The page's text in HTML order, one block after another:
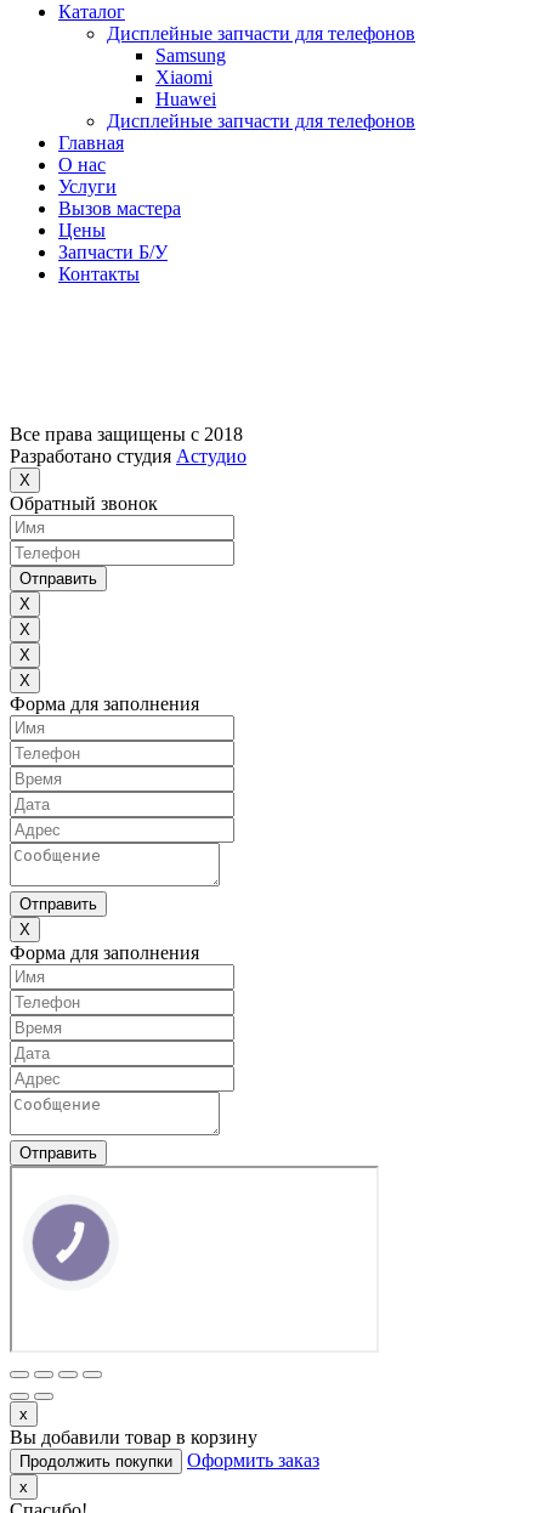
Каталог
Дисплейные запчасти для телефонов
Samsung
Xiaomi
Huawei
Дисплейные запчасти для телефонов
Главная
О нас
Услуги
Вызов мастера
Цены
Запчасти Б/У
Контакты
Все права защищены с 2018
Разработано студия Астудио
X
Обратный звонок
Отправить
X
X
X
X
Форма для заполнения
Отправить
X
Форма для заполнения
Отправить
x
Вы добавили товар в корзину
Продолжить покупки Оформить заказ
x
КНОПКА
ЗВ'ЯЗКУ